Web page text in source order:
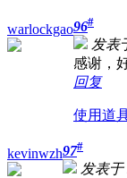
warlockgao96#
发表
感谢，
回复
使用道
kevinwzh97#
发表于